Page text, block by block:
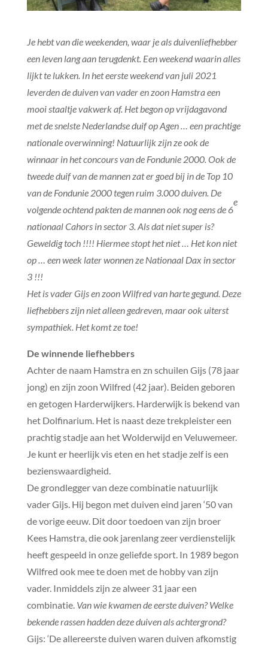
Je hebt van die weekenden, waar je als duivenliefhebber
een leven lang aan terugdenkt. Een weekend waarin alles
lijkt te lukken. In het eerste weekend van juli 2021
leverden de duiven van vader en zoon Hamstra een
mooi staaltje vakwerk af. Het begon op vrijdagavond
met de snelste Nederlandse duif op Agen … een prachtige
nationale overwinning! Natuurlijk zijn ze ook de
winnaar in het concours van de Fondunie 2000. Ook de
tweede duif van de mannen zat er goed bij in de Top 10
van de Fondunie 2000 tegen ruim 3.000 duiven. De
volgende ochtend pakten de mannen ook nog eens de 6
e
nationaal Cahors in sector 3. Als dat niet super is?
Geweldig toch !!!! Hiermee stopt het niet … Het kon niet
op … een week later wonnen ze Nationaal Dax in sector
3 !!!
Het is vader Gijs en zoon Wilfred van harte gegund. Deze
liefhebbers zijn niet alleen gedreven, maar ook uiterst
sympathiek. Het komt ze toe!
De winnende liefhebbers
Achter de naam Hamstra en zn schuilen Gijs (78 jaar
jong) en zijn zoon Wilfred (42 jaar). Beiden geboren
en getogen Harderwijkers. Harderwijk is bekend van
het Dolfinarium. Het is naast deze trekpleister een
prachtig stadje aan het Wolderwijd en Veluwemeer.
Je kunt er heerlijk vis eten en het stadje zelf is een
bezienswaardigheid.
De grondlegger van deze combinatie natuurlijk
vader Gijs. Hij begon met duiven eind jaren ‘50 van
de vorige eeuw. Dit door toedoen van zijn broer
Kees Hamstra, die ook jarenlang zeer verdienstelijk
heeft gespeeld in onze geliefde sport. In 1989 begon
Wilfred ook mee te doen met de hobby van zijn
vader. Inmiddels zijn ze alweer 31 jaar een
combinatie. Van wie kwamen de eerste duiven? Welke
bekende rassen hadden deze duiven als achtergrond?
Gijs: ‘De allereerste duiven waren duiven afkomstig